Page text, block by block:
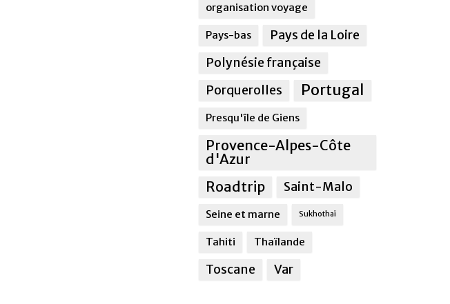
organisation voyage
Pays-bas
Pays de la Loire
Polynésie française
Porquerolles
Portugal
Presqu'île de Giens
Provence-Alpes-Côte
d'Azur
Roadtrip
Saint-Malo
Seine et marne Sukhothai
Tahiti Thaïlande
Toscane Var